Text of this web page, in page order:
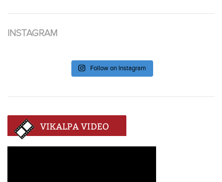
INSTAGRAM
Follow on Instagram